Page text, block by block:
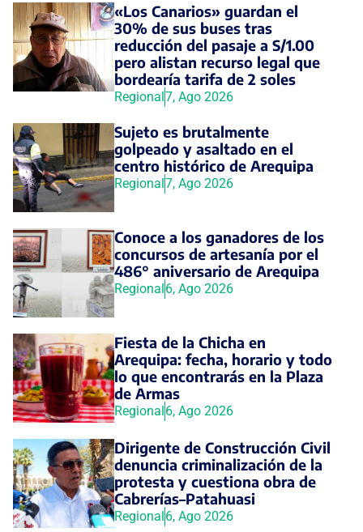
«Los Canarios» guardan el
30% de sus buses tras
reducción del pasaje a S/1.00
pero alistan recurso legal que
bordearía tarifa de 2 soles
Regional7, Ago 2026
Sujeto es brutalmente
golpeado y asaltado en el
centro histórico de Arequipa
Regional7, Ago 2026
Conoce a los ganadores de los
concursos de artesanía por el
486° aniversario de Arequipa
Regional6, Ago 2026
Fiesta de la Chicha en
Arequipa: fecha, horario y todo
lo que encontrarás en la Plaza
de Armas
Regional6, Ago 2026
Dirigente de Construcción Civil
denuncia criminalización de la
protesta y cuestiona obra de
Cabrerías–Patahuasi
Regional6, Ago 2026